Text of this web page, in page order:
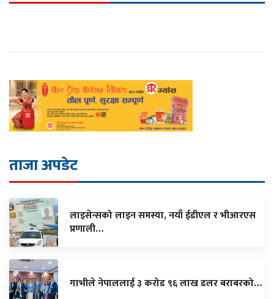
ताजा अपडेट
लाइसेन्सको लाइन समस्या, नयाँ ईडीएल र भीआरएस
प्रणाली…
गाभीले नेपाललाई ३ करोड ९६ लाख डलर बराबरको…